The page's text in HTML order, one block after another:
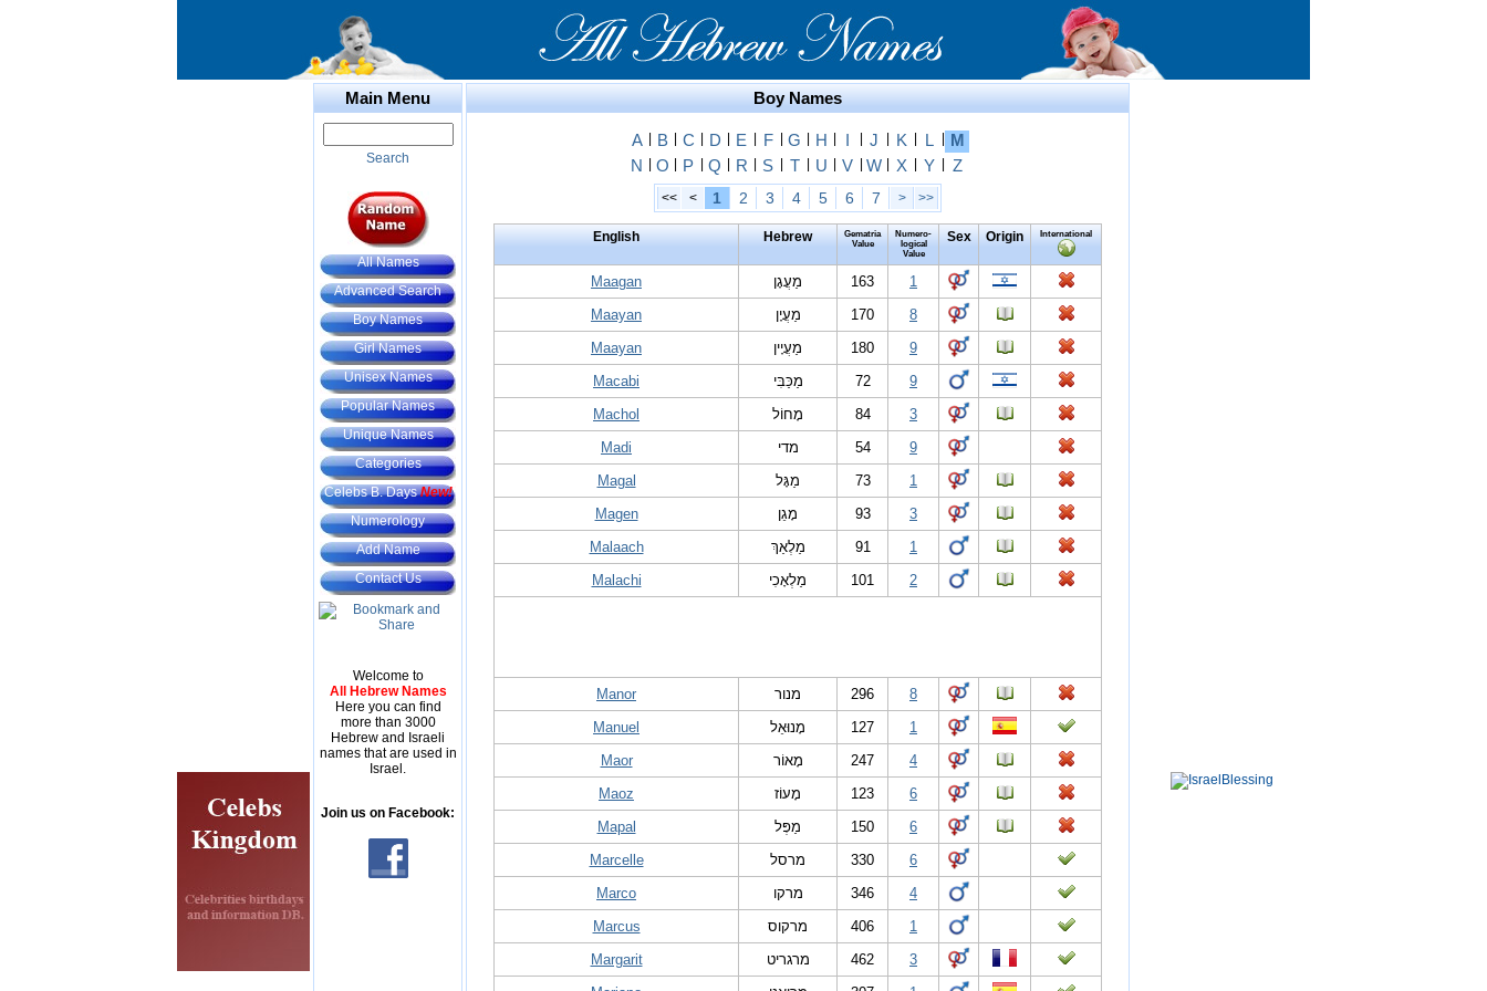
Main Menu
Search
All Names
Advanced Search
Boy Names
Girl Names
Unisex Names
Popular Names
Unique Names
Categories
Celebs B. DaysNew!
Numerology
Add Name
Contact Us
Welcome to
All Hebrew Names
Here you can find
more than 3000
Hebrew and Israeli
names that are used in
Israel.
Join us on Facebook:
Boy Names
A B C D E F G H I J K L
M
N
O P Q R S T U V W X Y Z
<< < 1 2 3 4 5 6 7 > >>
English Hebrew
Gematria
Value
Numero-
logical
Value
Sex Origin International
Maagan מַעֲגָן 163
1
Maayan
מַעֲיָן 170
8
Maayan
מַעֲיָין 180
9
Macabi
מַכַּבִּי 72
9
Machol
מָחוֹל 84
3
Madi
מדי 54
9
Magal
מַגָּל 73
1
Magen
מָגֵן 93
3
Malaach
מַלְאַךְ 91
1
Malachi
מַלְאָכִי 101 2
Manor מנור 296
8
Manuel
מָנוּאֵל 127
1
Maor
מָאוֹר 247
4
Maoz
מָעוֹז 123
6
Mapal
מַפְּל 150
6
Marcelle
מרסל 330
6
Marco
מרקו 346
4
Marcus
מרקוס 406
1
Margarit
מרגריט 462
3